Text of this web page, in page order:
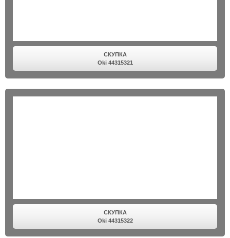
СКУПКА
Oki 44315321
СКУПКА
Oki 44315322